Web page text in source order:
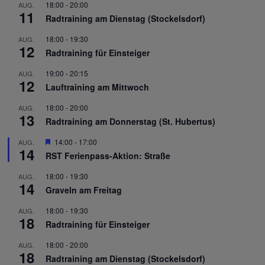
AUG.
11
18:00 -20:00
Radtraining am Dienstag (Stockelsdorf)
AUG.
12
18:00 - 19:30
Radtraining für Einsteiger
AUG.
12
19:00 -20:15
Lauftraining am Mittwoch
AUG.
13
18:00 -20:00
Radtraining am Donnerstag (St. Hubertus)
AUG.
14
Hervorgehoben
14:00 - 17:00
RST Ferienpass-Aktion: Straße
AUG.
14
18:00 - 19:30
Graveln am Freitag
AUG.
18
18:00 - 19:30
Radtraining für Einsteiger
AUG.
18
18:00 -20:00
Radtraining am Dienstag (Stockelsdorf)